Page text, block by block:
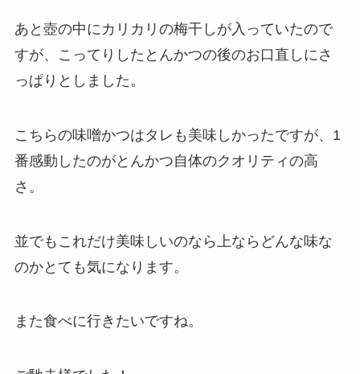
あと壺の中にカリカリの梅干しが入っていたので
すが、こってりしたとんかつの後のお口直しにさ
っぱりとしました。
こちらの味噌かつはタレも美味しかったですが、1
番感動したのがとんかつ自体のクオリティの高
さ。
並でもこれだけ美味しいのなら上ならどんな味な
のかとても気になります。
また食べに行きたいですね。